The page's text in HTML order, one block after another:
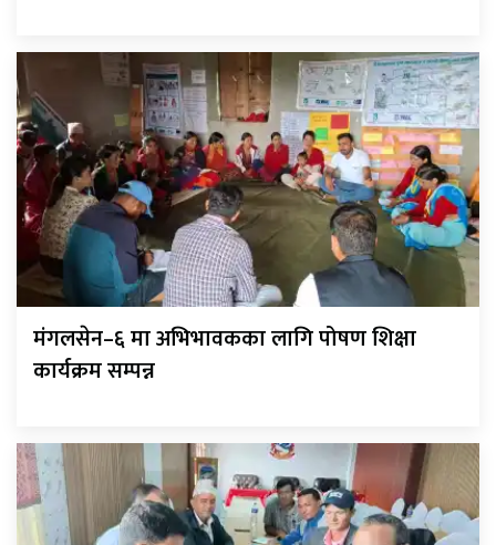
मंगलसेन–६ मा अभिभावकका लागि पोषण शिक्षा
कार्यक्रम सम्पन्न